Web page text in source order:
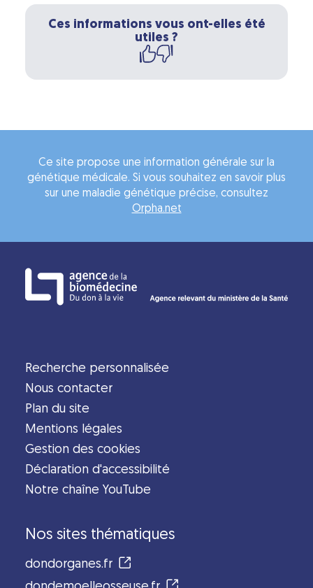
Ces informations vous ont-elles été
utiles ?
Ce site propose une information générale sur la
génétique médicale. Si vous souhaitez en savoir plus
sur une maladie génétique précise, consultez
Orpha.net
Recherche personnalisée
Nous contacter
Plan du site
Mentions légales
Gestion des cookies
Déclaration d'accessibilité
Notre chaîne YouTube
Nos sites thématiques
dondorganes.fr